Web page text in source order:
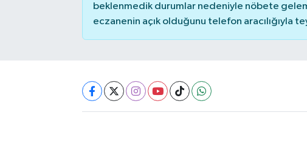
beklenmedik durumlar nedeniyle nöbete
eczanenin açık olduğunu telefon aracılığıyla